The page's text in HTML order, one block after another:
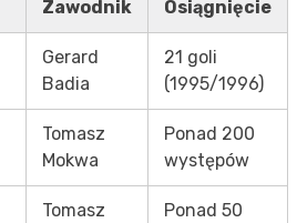
Zawodnik Osiągnięcie
Gerard
Badia
21 goli
(1995/1996)
Tomasz
Mokwa
Ponad 200
występów
Tomasz
Ponad 50